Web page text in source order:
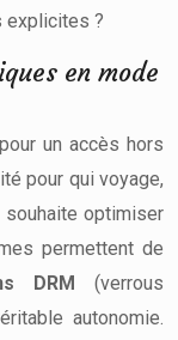
explicites ?
en mode
un accès hors
pour qui voyage,
souhaite optimiser
permettent de
DRM
(verrous
autonomie.